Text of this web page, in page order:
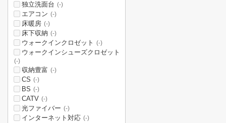
独立洗面台 (-)
エアコン (-)
床暖房 (-)
床下収納 (-)
ウォークインクロゼット (-)
ウォークインシューズクロゼット
(-)
収納豊富 (-)
CS (-)
BS (-)
CATV (-)
光ファイバー (-)
インターネット対応 (-)